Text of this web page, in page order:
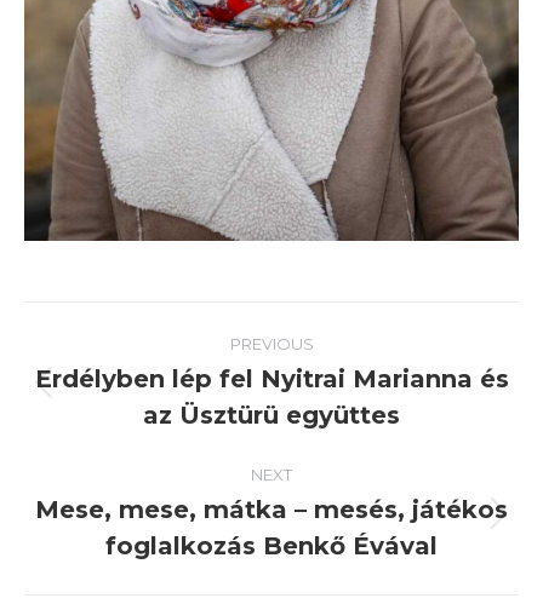
navigation
PREVIOUS
Previous
post:
Erdélyben lép fel Nyitrai Marianna és
az Üsztürü együttes
NEXT
post:
Mese, mese, mátka – mesés, játékos
foglalkozás Benkő Évával